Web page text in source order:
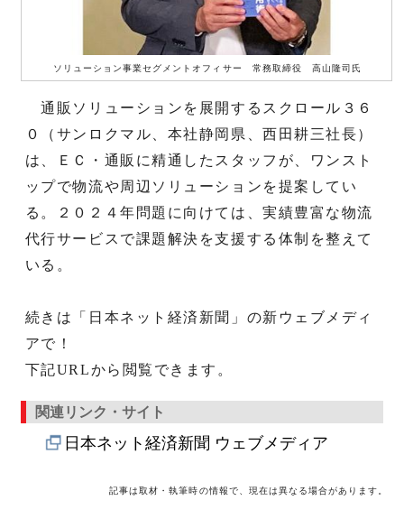
ソリューション事業セグメントオフィサー 常務取締役 高山隆司氏
通販ソリューションを展開するスクロール３６
０（サンロクマル、本社静岡県、西田耕三社長）
は、ＥＣ・通販に精通したスタッフが、ワンスト
ップで物流や周辺ソリューションを提案してい
る。２０２４年問題に向けては、実績豊富な物流
代行サービスで課題解決を支援する体制を整えて
いる。
続きは「日本ネット経済新聞」の新ウェブメディ
アで！
下記URLから閲覧できます。
関連リンク・サイト
日本ネット経済新聞 ウェブメディア
記事は取材・執筆時の情報で、現在は異なる場合があります。